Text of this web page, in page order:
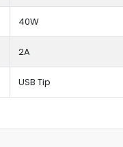
40W
2A
USB Tip